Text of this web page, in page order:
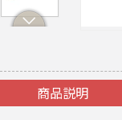
商品説明